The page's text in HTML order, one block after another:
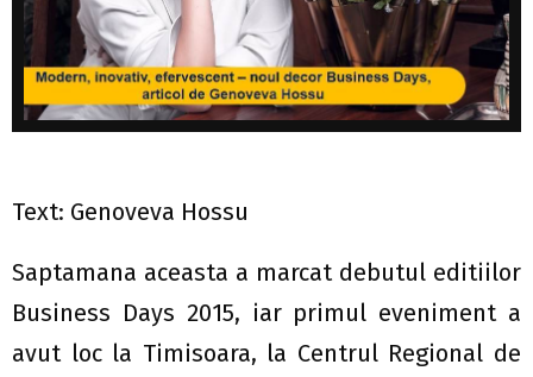
Text: Genoveva Hossu
Saptamana aceasta a marcat debutul editiilor
Business Days 2015, iar primul eveniment a
avut loc la Timisoara, la Centrul Regional de